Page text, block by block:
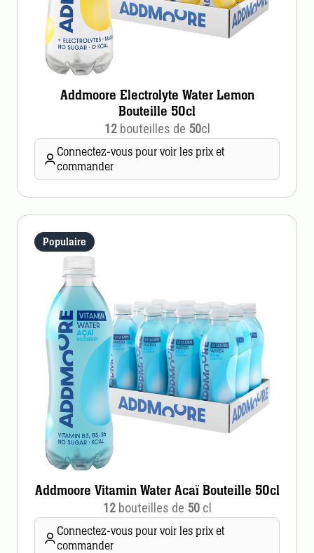
Addmoore Electrolyte Water Lemon
Bouteille 50cl
12bouteilles de 50cl
Connectez-vous pour voir les prix et
commander
Addmoore Vitamin Water Acaï Bouteille 50cl
12bouteilles de 50cl
Connectez-vous pour voir les prix et
commander
Populaire